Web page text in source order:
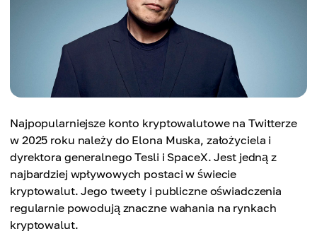
Najpopularniejsze konto kryptowalutowe na Twitterze
w 2025 roku należy do Elona Muska, założyciela i
dyrektora generalnego Tesli i SpaceX. Jest jedną z
najbardziej wpływowych postaci w świecie
kryptowalut. Jego tweety i publiczne oświadczenia
regularnie powodują znaczne wahania na rynkach
kryptowalut.